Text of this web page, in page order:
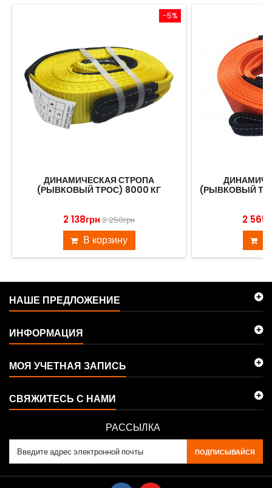
ДИНАМИЧЕСКАЯ СТРОПА
(РЫВКОВЫЙ ТРОС) 8000 КГ
2 138грн 2 250грн
-5%
В корзину
(РЫВКОВЫЙ
2
НАШЕ ПРЕДЛОЖЕНИЕ
ИНФОРМАЦИЯ
МОЯ УЧЕТНАЯ ЗАПИСЬ
СВЯЖИТЕСЬ С НАМИ
РАССЫЛКА
ПОДПИСЫВАЙСЯ